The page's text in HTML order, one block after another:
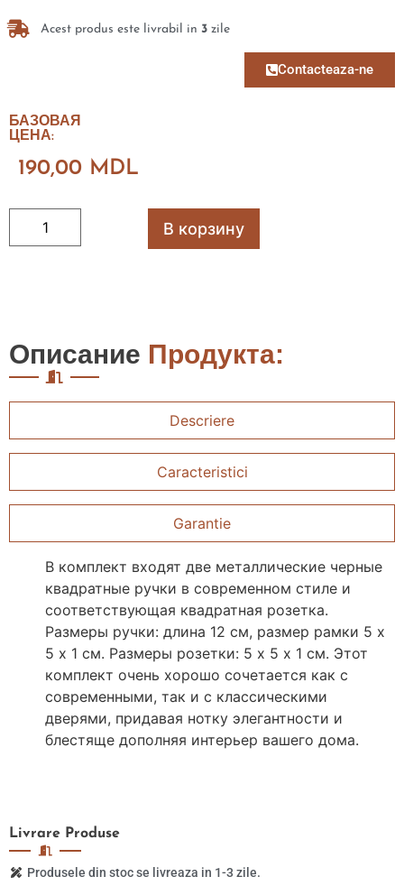
Acest produs este livrabil in 3 zile
Contacteaza-ne
БАЗОВАЯ
ЦЕНА:
190,00 MDL
В корзину
Описание Продукта:
Descriere
Caracteristici
Garantie
В комплект входят две металлические черные
квадратные ручки в современном стиле и
соответствующая квадратная розетка.
Размеры ручки: длина 12 см, размер рамки 5 х
5 х 1 см. Размеры розетки: 5 х 5 х 1 см. Этот
комплект очень хорошо сочетается как с
современными, так и с классическими
дверями, придавая нотку элегантности и
блестяще дополняя интерьер вашего дома.
Livrare Produse
Produsele din stoc se livreaza in 1-3 zile.